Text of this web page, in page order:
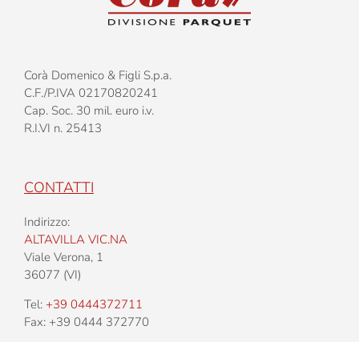
Corà Domenico & Figli S.p.a.
C.F./P.IVA 02170820241
Cap. Soc. 30 mil. euro i.v.
R.I.VI n. 25413
CONTATTI
Indirizzo:
ALTAVILLA VIC.NA
Viale Verona, 1
36077 (VI)
Tel: +39 0444372711
Fax: +39 0444 372770